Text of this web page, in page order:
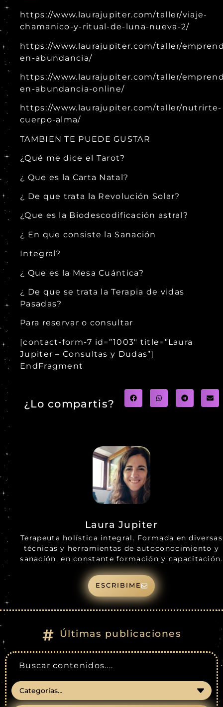
https://www.laurajupiter.com/taller/viaje-
chamanico-y-ritual-de-luna-nueva-2/
https://www.laurajupiter.com/taller/
en-abundancia/
https://www.laurajupiter.com/taller/
en-abundancia-online/
https://www.laurajupiter.com/taller/nutrirte-
cuerpo-alma/
TAMBIEN TE PUEDE GUSTAR
¿Qué me dice el Tarot?
¿ Que es la Carta Natal?
¿ De que trata la Revolución Solar?
¿Que es la Biodescodificación astral?
¿ En que consiste la Sanación
Integral?
¿ Que es la Mesa Cuántica?
¿ De que se trata la Terapia de vidas
Pasadas?
Para reservar o consultar
[contact-form-7 id=”1003″ title=”Laura
Jupiter – Consultas y Dudas”]
EndFragment
¿Lo compartis?
Laura Jupiter
Terapeuta holística integral. Formada en diversas
técnicas y herramientas de autoconocimiento y
sanación, en constante formación y capacitación.
ESCRIBIME
Últimas publicaciones